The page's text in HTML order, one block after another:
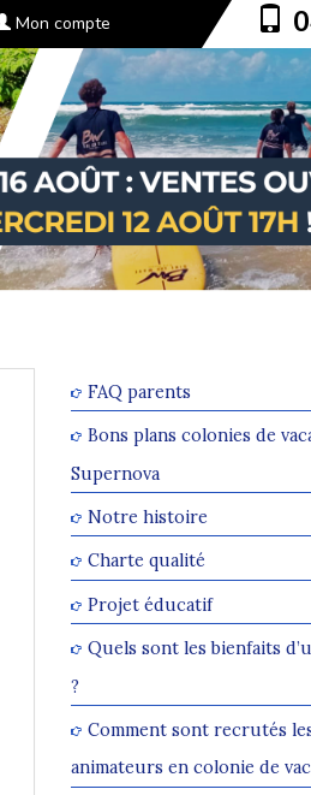
Mon compte
FAQ parents
Bons plans colonies de
Supernova
Notre histoire
Charte qualité
Projet éducatif
Quels sont les bienfaits
?
Comment sont recrutés
animateurs en colonie de